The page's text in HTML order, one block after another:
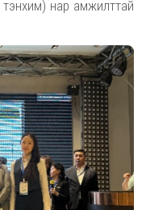
нар амжилттай